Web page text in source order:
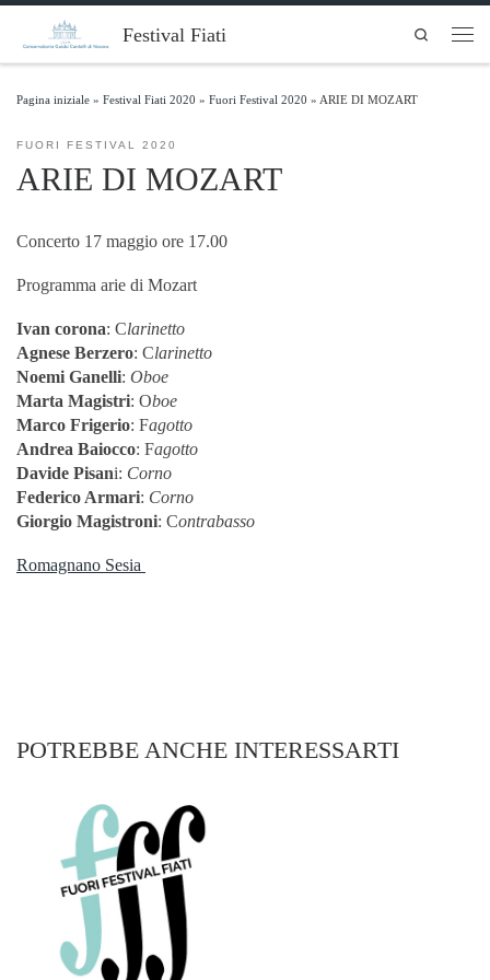
Skip to content Festival Fiati
Search
Pagina iniziale » Festival Fiati 2020 » Fuori Festival 2020 » ARIE DI MOZART
FUORI FESTIVAL 2020
ARIE DI MOZART
Concerto 17 maggio ore 17.00
Programma arie di Mozart
Ivan corona: Clarinetto
Agnese Berzero: Clarinetto
Noemi Ganelli: Oboe
Marta Magistri: Oboe
Marco Frigerio: Fagotto
Andrea Baiocco: Fagotto
Davide Pisani: Corno
Federico Armari: Corno
Giorgio Magistroni: Contrabasso
Romagnano Sesia
POTREBBE ANCHE INTERESSARTI